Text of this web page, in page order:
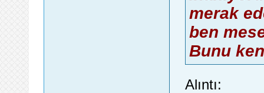
merak
ben
Bunu
Alıntı: